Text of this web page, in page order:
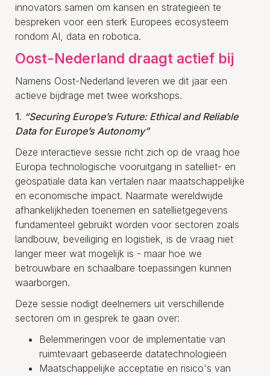
innovators samen om kansen en strategieën te
bespreken voor een sterk Europees ecosysteem
rondom AI, data en robotica.
Oost-Nederland draagt actief bij
Namens Oost-Nederland leveren we dit jaar een
actieve bijdrage met twee workshops.
1. “Securing Europe’s Future: Ethical and Reliable
Data for Europe’s Autonomy”
Deze interactieve sessie richt zich op de vraag hoe
Europa technologische vooruitgang in satelliet- en
geospatiale data kan vertalen naar maatschappelijke
en economische impact. Naarmate wereldwijde
afhankelijkheden toenemen en satellietgegevens
fundamenteel gebruikt worden voor sectoren zoals
landbouw, beveiliging en logistiek, is de vraag niet
langer meer wat mogelijk is - maar hoe we
betrouwbare en schaalbare toepassingen kunnen
waarborgen.
Deze sessie nodigt deelnemers uit verschillende
sectoren om in gesprek te gaan over:
Belemmeringen voor de implementatie van
ruimtevaart gebaseerde datatechnologieën
Maatschappelijke acceptatie en risico's van